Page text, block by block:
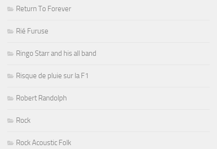
Return To Forever
Rié Furuse
Ringo Starr and his all band
Risque de pluie sur la F1
Robert Randolph
Rock
Rock Acoustic Folk